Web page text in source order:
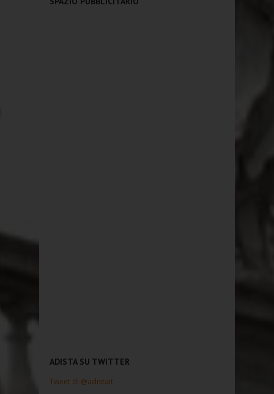
ADISTA SU TWITTER
Tweet di @adistait